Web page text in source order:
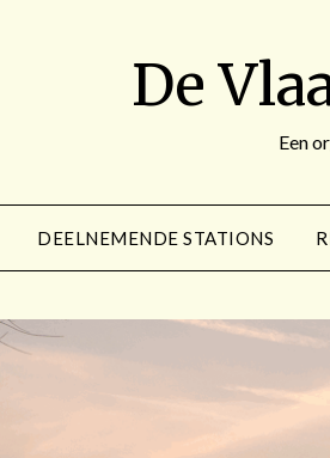
De
Een
DEELNEMENDE STATIONS